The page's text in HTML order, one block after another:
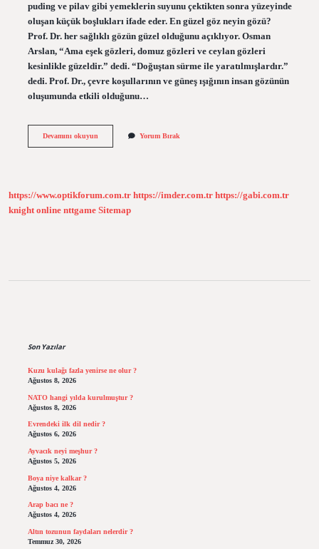
puding ve pilav gibi yemeklerin suyunu çektikten sonra yüzeyinde
oluşan küçük boşlukları ifade eder. En güzel göz neyin gözü?
Prof. Dr. her sağlıklı gözün güzel olduğunu açıklıyor. Osman
Arslan, “Ama eşek gözleri, domuz gözleri ve ceylan gözleri
kesinlikle güzeldir.” dedi. “Doğuştan sürme ile yaratılmışlardır.”
dedi. Prof. Dr., çevre koşullarının ve güneş ışığının insan gözünün
oluşumunda etkili olduğunu…
Devamını okuyunGözü
Yorum Bırak
https://www.optikforum.com.tr https://imder.com.tr https://gabi.com.tr
knight online nttgame Sitemap
Son Yazılar
Kuzu kulağı fazla yenirse ne olur ?
Ağustos 8, 2026
NATO hangi yılda kurulmuştur ?
Ağustos 8, 2026
Evrendeki ilk dil nedir ?
Ağustos 6, 2026
Ayvacık neyi meşhur ?
Ağustos 5, 2026
Boya niye kalkar ?
Ağustos 4, 2026
Arap bacı ne ?
Ağustos 4, 2026
Altın tozunun faydaları nelerdir ?
Temmuz 30, 2026